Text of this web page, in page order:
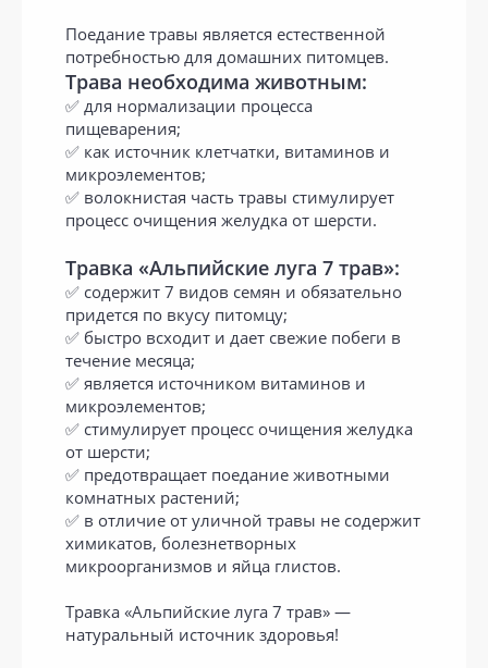
Поедание травы является естественной
потребностью для домашних питомцев.
Трава необходима животным:
✅ для нормализации процесса
пищеварения;
✅ как источник клетчатки, витаминов и
микроэлементов;
✅ волокнистая часть травы стимулирует
процесс очищения желудка от шерсти.
Травка «Альпийские луга 7 трав»:
✅ содержит 7 видов семян и обязательно
придется по вкусу питомцу;
✅ быстро всходит и дает свежие побеги в
течение месяца;
✅ является источником витаминов и
микроэлементов;
✅ стимулирует процесс очищения желудка
от шерсти;
✅ предотвращает поедание животными
комнатных растений;
✅ в отличие от уличной травы не содержит
химикатов, болезнетворных
микроорганизмов и яйца глистов.
Травка «Альпийские луга 7 трав» —
натуральный источник здоровья!